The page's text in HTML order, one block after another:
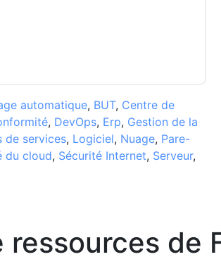
automatique, BUT, Centre de
, DevOps, Erp, Gestion de la
de services, Logiciel, Nuage, Pare-
du cloud, Sécurité Internet, Serveur,
ressources de